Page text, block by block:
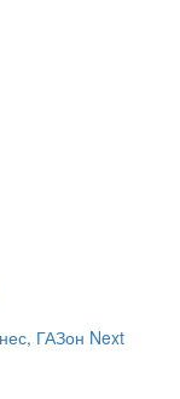
ГАЗон Next